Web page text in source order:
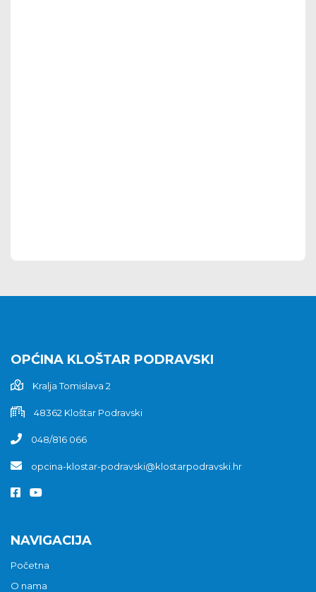
OPĆINA KLOŠTAR PODRAVSKI
Kralja Tomislava 2
48362 Kloštar Podravski
048/816 066
opcina-klostar-podravski@klostarpodravski.hr
NAVIGACIJA
Početna
O nama